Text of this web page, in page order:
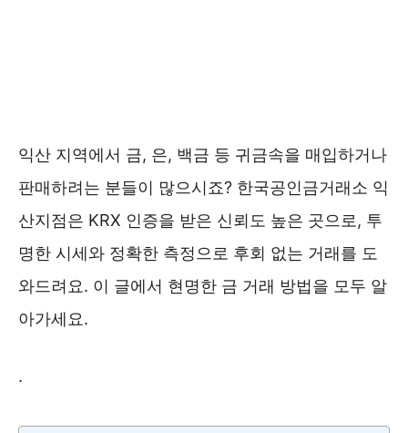
익산 지역에서 금, 은, 백금 등 귀금속을 매입하거나
판매하려는 분들이 많으시죠? 한국공인금거래소 익
산지점은 KRX 인증을 받은 신뢰도 높은 곳으로, 투
명한 시세와 정확한 측정으로 후회 없는 거래를 도
와드려요. 이 글에서 현명한 금 거래 방법을 모두 알
아가세요.
.